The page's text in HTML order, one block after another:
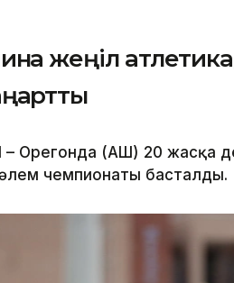
жеңіл
– Орегонда (АҚШ) 20 жасқа
чемпионаты басталды.